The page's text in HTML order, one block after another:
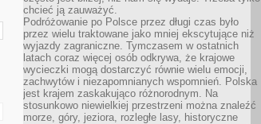
chcieć ją zauważyć.
Podróżowanie po Polsce przez długi czas było
przez wielu traktowane jako mniej ekscytujące niż
wyjazdy zagraniczne. Tymczasem w ostatnich
latach coraz więcej osób odkrywa, że krajowe
wycieczki mogą dostarczyć równie wielu emocji,
zachwytów i niezapomnianych wspomnień. Polska
jest krajem zaskakująco różnorodnym. Na
stosunkowo niewielkiej przestrzeni można znaleźć
morze, góry, jeziora, rozległe lasy, historyczne